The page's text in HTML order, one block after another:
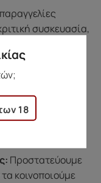
συσκευασία,
για να
μαζί μας
να σας
σεβασμό.
Προστατεύουμε
κοινοποιούμε
18